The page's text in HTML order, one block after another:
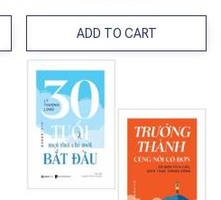
ADD TO CART